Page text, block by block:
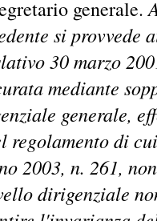
generale.
si provvede
30 marzo
mediante
generale,
regolamento di
2003, n. 261,
dirigenziale